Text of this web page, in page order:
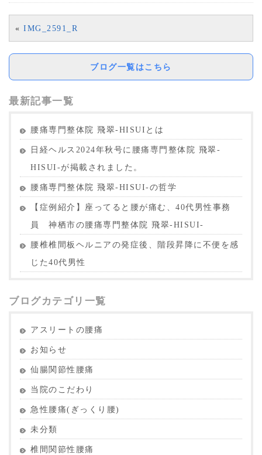
« IMG_2591_R
ブログ一覧はこちら
最新記事一覧
腰痛専門整体院 飛翠-HISUIとは
日経ヘルス2024年秋号に腰痛専門整体院 飛翠-
HISUI-が掲載されました。
腰痛専門整体院 飛翠-HISUI-の哲学
【症例紹介】座ってると腰が痛む、40代男性事務
員 神栖市の腰痛専門整体院 飛翠-HISUI-
腰椎椎間板ヘルニアの発症後、階段昇降に不便を感
じた40代男性
ブログカテゴリ一覧
アスリートの腰痛
お知らせ
仙腸関節性腰痛
当院のこだわり
急性腰痛(ぎっくり腰)
未分類
椎間関節性腰痛